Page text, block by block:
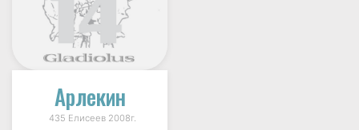
Арлекин
435 Елисеев 2008г.